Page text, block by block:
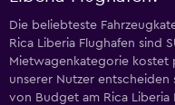
Die beliebteste
Rica Liberia Flughafen sind
Mietwagenkategorie kostet
unserer Nutzer entscheiden
von Budget am Rica Liberia